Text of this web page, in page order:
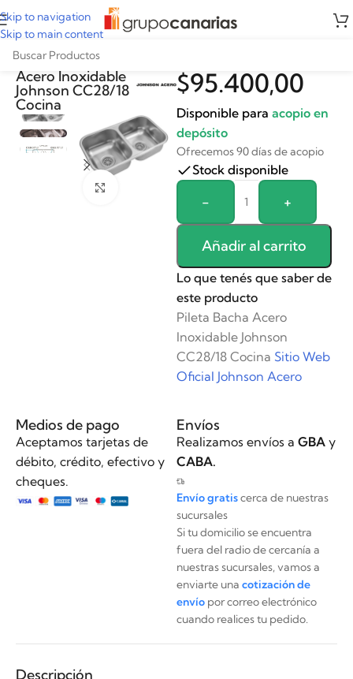
Skip to navigation
Skip to main content
Pileta Bacha
Acero Inoxidable
Johnson CC28/18
Cocina
Clickee para agrandar
$95.400,00
Disponible para acopio en
depósito
Ofrecemos 90 días de acopio
Stock disponible
- +
Añadir al carrito
Alternative:
Lo que tenés que saber de
este producto
Pileta Bacha Acero
Inoxidable Johnson
CC28/18 Cocina Sitio Web
Oficial Johnson Acero
Medios de pago
Aceptamos tarjetas de
débito, crédito, efectivo y
cheques.
Envíos
Realizamos envíos a GBAy
CABA.
Envío gratiscerca de nuestras
sucursales
Si tu domicilio se encuentra
fuera del radio de cercanía a
nuestras sucursales, vamos a
enviarte una cotización de
envíopor correo electrónico
cuando realices tu pedido.
Descripción